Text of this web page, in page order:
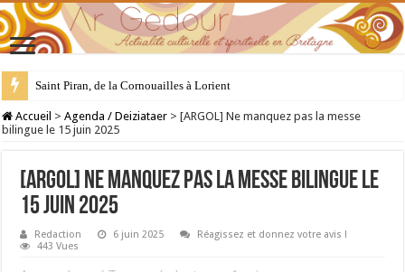
Saint Piran, de la Cornouailles à Lorient
28 juillet : Saint Samson de Dol, père de la Bretagne chrétienne
Accueil > Agenda / Deiziataer > [ARGOL] Ne manquez pas la messe
bilingue le 15 juin 2025
[ARGOL] Ne manquez pas la messe bilingue le
15 juin 2025
Redaction 6 juin 2025
Réagissez et donnez votre avis !
443 Vues